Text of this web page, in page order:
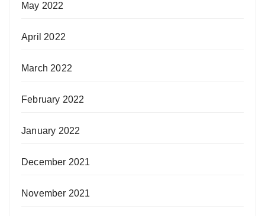
May 2022
April 2022
March 2022
February 2022
January 2022
December 2021
November 2021